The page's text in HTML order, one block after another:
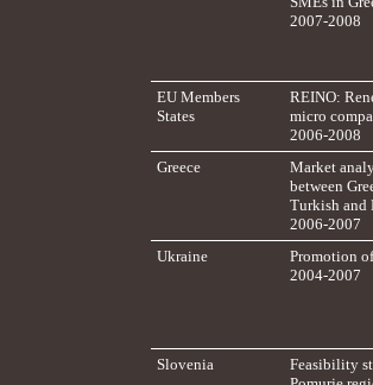
2007-2008
EU Members
States
REINO:
micro
2006-2008
Greece
Market
between
Turkish and
2006-2007
Ukraine
Promotion
2004-2007
Slovenia
Feasibility